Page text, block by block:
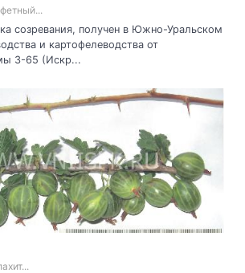
созревания, получен в Южно-Уральском
и картофелеводства от
3-65 (Искр...